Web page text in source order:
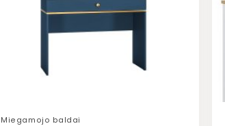
Miegamojo baldai